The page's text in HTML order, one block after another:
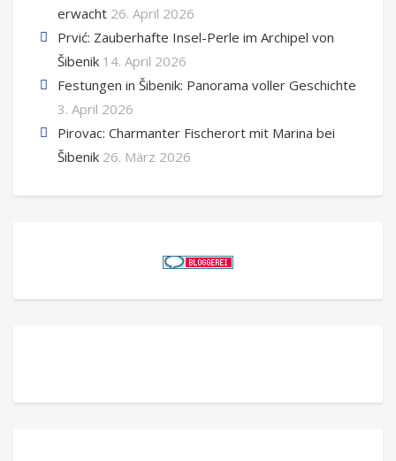
erwacht 26. April 2026
Prvić: Zauberhafte Insel-Perle im Archipel von
Šibenik 14. April 2026
Festungen in Šibenik: Panorama voller Geschichte
3. April 2026
Pirovac: Charmanter Fischerort mit Marina bei
Šibenik 26. März 2026